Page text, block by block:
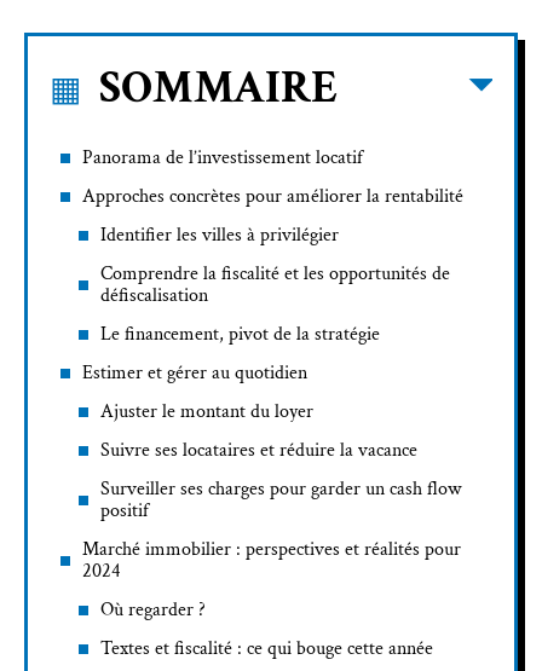
SOMMAIRE
Panorama de l’investissement locatif
Approches concrètes pour améliorer la rentabilité
Identifier les villes à privilégier
Comprendre la fiscalité et les opportunités de
défiscalisation
Le financement, pivot de la stratégie
Estimer et gérer au quotidien
Ajuster le montant du loyer
Suivre ses locataires et réduire la vacance
Surveiller ses charges pour garder un cash flow
positif
Marché immobilier : perspectives et réalités pour
2024
Où regarder ?
Textes et fiscalité : ce qui bouge cette année